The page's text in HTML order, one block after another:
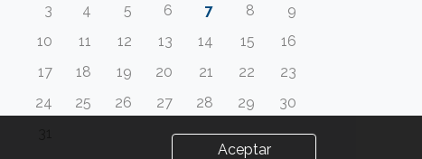
3
4 5 6 7 8
9
10
11 12 13 14 15
16
17
18 19 20 21 22
23
24
25 26 27 28 29
30
Aceptar